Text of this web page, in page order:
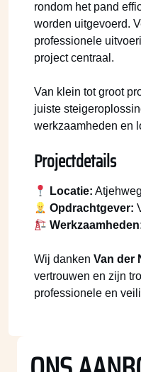
rondom het pand
worden uitgevoerd.
professionele
project centraal.
Van klein tot groot
juiste
werkzaamheden en
Projectdetails
Locatie:
Opdrachtgever:
Wij danken Van der
vertrouwen en zijn
professionele en